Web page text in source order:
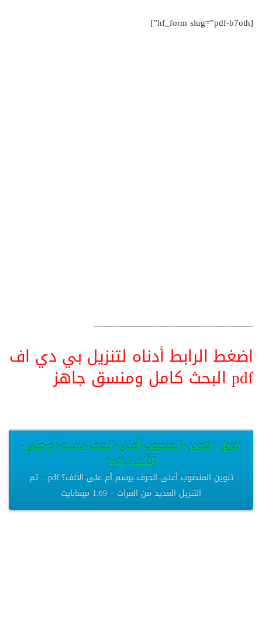
[hf_form slug=”pdf-b7oth”]
__________________________________
اضغط الرابط أدناه لتنزيل بي دي اف
pdf البحث كامل ومنسق جاهز
تنزيل “تنوين-المنصوب-أعلى-الحرف-يرسم-أم-على-
الألف؟.pdf”
تنوين-المنصوب-أعلى-الحرف-يرسم-أم-على-الألف؟.pdf – تم
التنزيل العديد من المرات – 1.69 ميغابايت